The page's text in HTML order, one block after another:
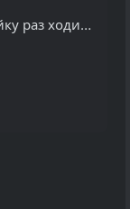
Помню в прошлом пару-тройку раз ходил вокруг да около, пытаясь заполучить данный диск ... Но что-то не срослось, остался с носом ... Сейчас заслушал, имею доложить следующее : Полчаса добротного молотилова ... Без...